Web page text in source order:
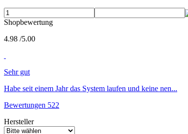
Shopbewertung
4.98 /5.00
Sehr gut
Habe seit einem Jahr das System laufen und keine nen...
Bewertungen 522
Hersteller